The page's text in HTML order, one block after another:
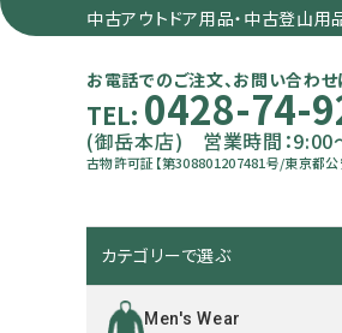
中古アウトドア用品・中古登山
お電話でのご注文、お問い合わせ
TEL: 0428-74-
(御岳本店) 営業時間：9:00
古物許可証【第308801207481号/東京都公
カテゴリーで選ぶ
Men's Wear